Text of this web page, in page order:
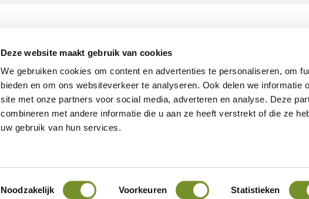
Deze website maakt gebruik van cookies
We gebruiken cookies om content en advertenties te personaliseren, om
bieden en om ons websiteverkeer te analyseren. Ook delen we informatie
site met onze partners voor social media, adverteren en analyse. Deze
combineren met andere informatie die u aan ze heeft verstrekt of die ze
uw gebruik van hun services.
Toestemmingsselectie
Noodzakelijk Voorkeuren Statistieken
Catalogus
Login Dealershop
Maatwerk
©
Algemene voorwaarden Cookies